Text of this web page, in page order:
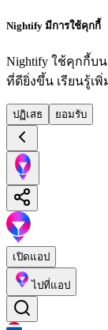
Nightify มีการใช้คุกกี้
Nightify ใช้คุกกี้บ
ที่ดียิ่งขึ้น เรียนรู้เพิ่
ปฏิเสธ ยอมรับ
เปิดแอป
ไปที่แอป